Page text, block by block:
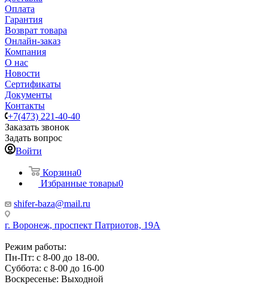
Оплата
Гарантия
Возврат товара
Онлайн-заказ
Компания
О нас
Новости
Сертификаты
Документы
Контакты
+7(473) 221-40-40
Заказать звонок
Задать вопрос
Войти
Корзина0
Избранные товары0
shifer-baza@mail.ru
г. Воронеж, проспект Патриотов, 19А
Режим работы:
Пн-Пт: с 8-00 до 18-00.
Суббота: с 8-00 до 16-00
Воскресенье: Выходной